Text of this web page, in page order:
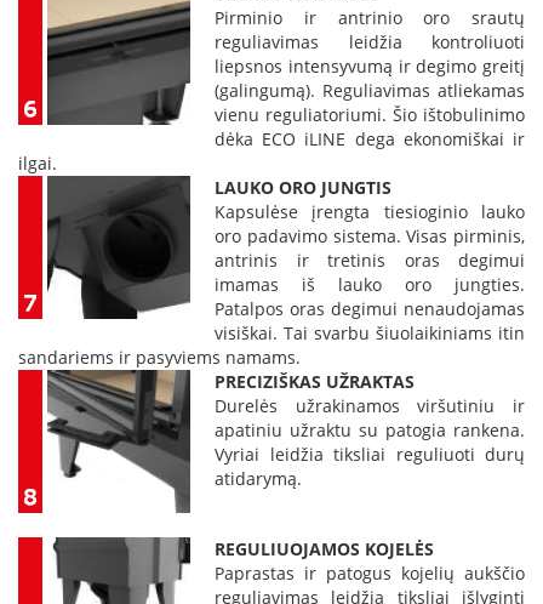
i
s
a
k
d
i
n
Pirminio ir antrinio oro srautų
reguliavimas leidžia kontroliuoti
liepsnos intensyvumą ir degimo greitį
(galingumą). Reguliavimas atliekamas
vienu reguliatoriumi. Šio ištobulinimo
dėka ECO iLINE dega ekonomiškai ir
ilgai.
LAUKO ORO JUNGTIS
Kapsulėse įrengta tiesioginio lauko
oro padavimo sistema. Visas pirminis,
antrinis ir tretinis oras degimui
imamas iš lauko oro jungties.
Patalpos oras degimui nenaudojamas
visiškai. Tai svarbu šiuolaikiniams itin
sandariems ir pasyviems namams.
PRECIZIŠKAS UŽRAKTAS
Durelės užrakinamos viršutiniu ir
apatiniu užraktu su patogia rankena.
Vyriai leidžia tiksliai reguliuoti durų
atidarymą.
REGULIUOJAMOS KOJELĖS
Paprastas ir patogus kojelių aukščio
reguliavimas leidžia tiksliai išlyginti